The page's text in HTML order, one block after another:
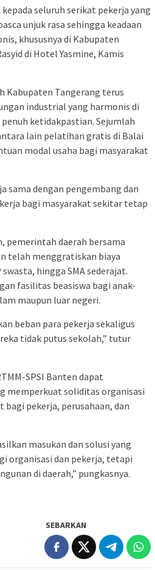
seluruh serikat pekerja yang
unjuk rasa sehingga keadaan
khususnya di Kabupaten
di Hotel Yasmine, Kamis
Kabupaten Tangerang terus
industrial yang harmonis di
ketidakpastian. Sejumlah
lain pelatihan gratis di Balai
modal usaha bagi masyarakat
sama dengan pengembang dan
bagi masyarakat sekitar tetap
pemerintah daerah bersama
telah menggratiskan biaya
hingga SMA sederajat.
fasilitas beasiswa bagi anak-
maupun luar negeri.
beban para pekerja sekaligus
tidak putus sekolah,” tutur
SPSI Banten dapat
memperkuat soliditas organisasi
pekerja, perusahaan, dan
masukan dan solusi yang
organisasi dan pekerja, tetapi
di daerah,” pungkasnya.
SEBARKAN